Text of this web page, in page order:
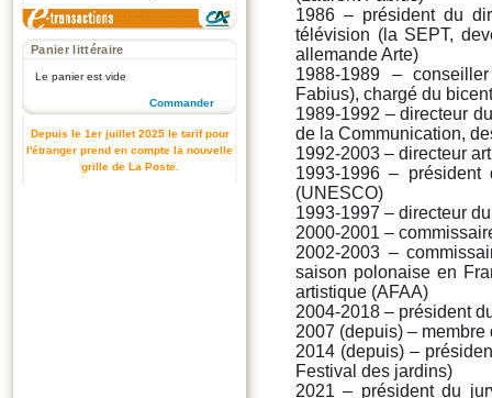
Panier littéraire
Le panier est vide
Commander
Depuis le 1er juillet 2025 le tarif pour
l'étranger prend en compte la nouvelle
grille de La Poste.
1986 – président du
télévision (la SEPT,
allemande Arte)
1988-1989 –
Fabius), chargé du
1989-1992 – directeur
de la Communication,
1992-2003 – directeur
1993-1996 –
(UNESCO)
1993-1997 – directeur
2000-2001 –
2002-2003 –
saison polonaise en
artistique (AFAA)
2004-2018 – président
2007 (depuis) –
2014 (depuis) –
Festival des jardins)
2021 – président du